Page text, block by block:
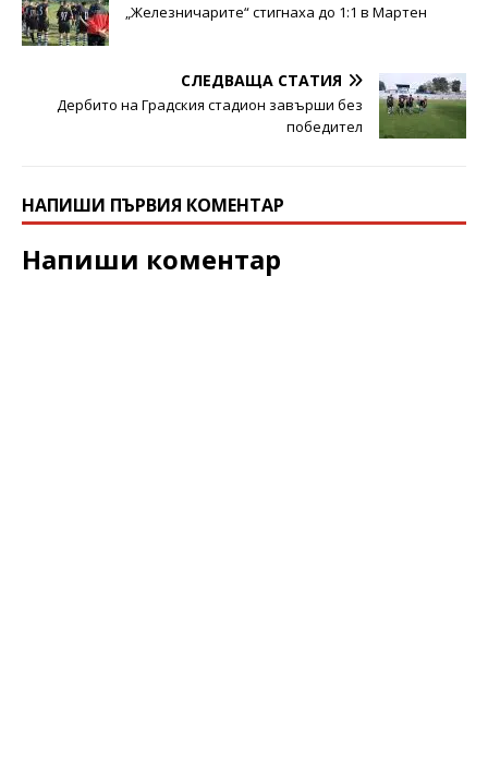
„Железничарите“ стигнаха до 1:1 в Мартен
СЛЕДВАЩА СТАТИЯ
Дербито на Градския стадион завърши без
победител
НАПИШИ ПЪРВИЯ КОМЕНТАР
Напиши коментар